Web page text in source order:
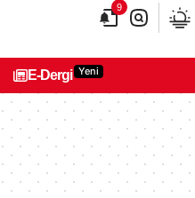
9
E-Dergi Yeni